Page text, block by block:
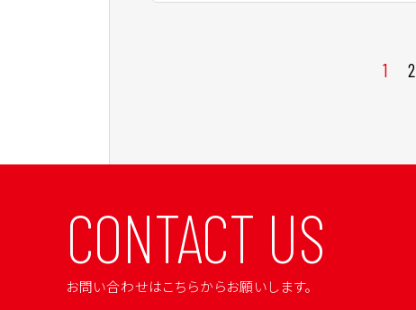
ペ
ジ
り
1 2
CONTACT US
お問い合わせはこちらからお願いします。